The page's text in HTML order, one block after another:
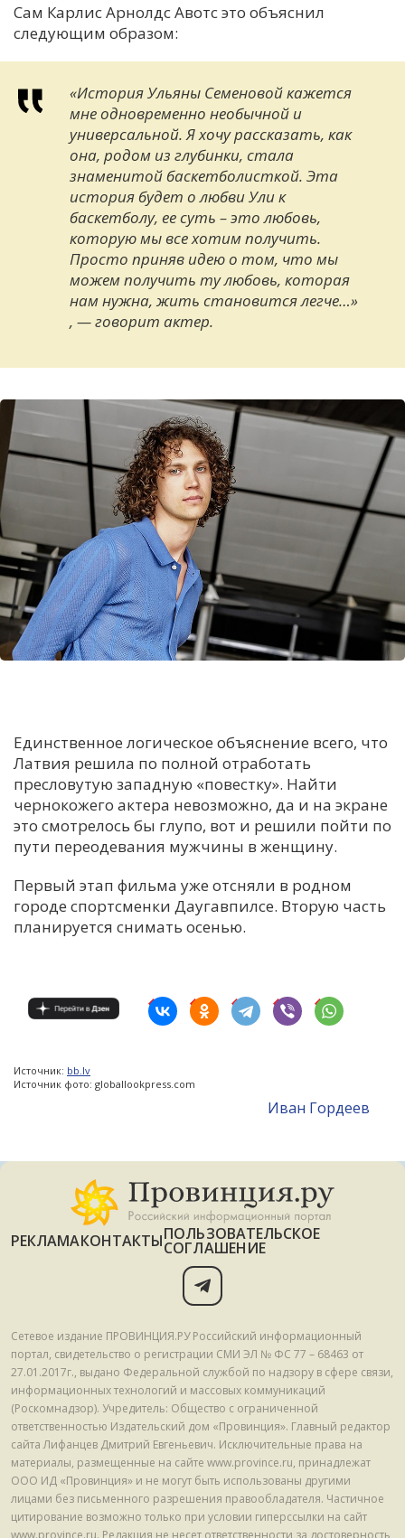
Сам Карлис Арнолдс Авотс это объяснил
следующим образом:
«История Ульяны Семеновой кажется
мне одновременно необычной и
универсальной. Я хочу рассказать, как
она, родом из глубинки, стала
знаменитой баскетболисткой. Эта
история будет о любви Ули к
баскетболу, ее суть – это любовь,
которую мы все хотим получить.
Просто приняв идею о том, что мы
можем получить ту любовь, которая
нам нужна, жить становится легче…»
, — говорит актер.
Единственное логическое объяснение всего, что
Латвия решила по полной отработать
пресловутую западную «повестку». Найти
чернокожего актера невозможно, да и на экране
это смотрелось бы глупо, вот и решили пойти по
пути переодевания мужчины в женщину.
Первый этап фильма уже отсняли в родном
городе спортсменки Даугавпилсе. Вторую часть
планируется снимать осенью.
Источник: bb.lv
Источник фото: globallookpress.com
Иван Гордеев
РЕКЛАМАКОНТАКТЫПОЛЬЗОВАТЕЛЬСКОЕ
СОГЛАШЕНИЕ
Сетевое издание ПРОВИНЦИЯ.РУ Российский информационный
портал, свидетельство о регистрации СМИ ЭЛ № ФС 77 – 68463 от
27.01.2017г., выдано Федеральной службой по надзору в сфере связи,
информационных технологий и массовых коммуникаций
(Роскомнадзор). Учредитель: Общество с ограниченной
ответственностью Издательский дом «Провинция». Главный редактор
сайта Лифанцев Дмитрий Евгеньевич. Исключительные права на
материалы, размещенные на сайте www.province.ru, принадлежат
ООО ИД «Провинция» и не могут быть использованы другими
лицами без письменного разрешения правообладателя. Частичное
цитирование возможно только при условии гиперссылки на сайт
www.province.ru. Редакция не несет ответственности за достоверность